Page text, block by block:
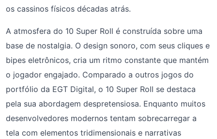
os cassinos físicos décadas atrás.
A atmosfera do 10 Super Roll é construída sobre uma
base de nostalgia. O design sonoro, com seus cliques e
bipes eletrônicos, cria um ritmo constante que mantém
o jogador engajado. Comparado a outros jogos do
portfólio da EGT Digital, o 10 Super Roll se destaca
pela sua abordagem despretensiosa. Enquanto muitos
desenvolvedores modernos tentam sobrecarregar a
tela com elementos tridimensionais e narrativas